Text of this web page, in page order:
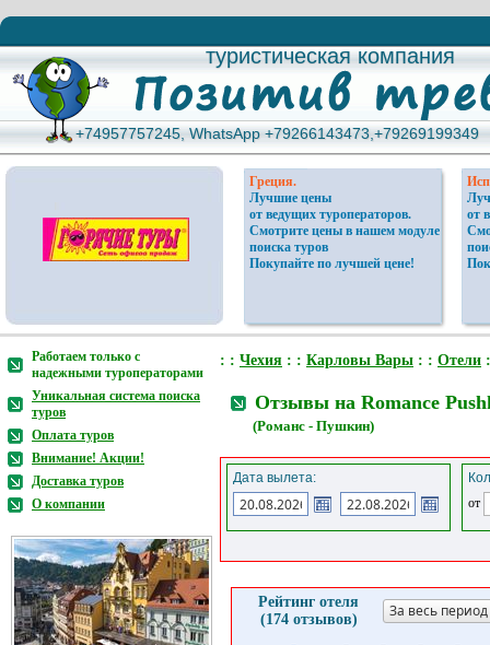
туристическая компания
туристическая компания
+74957757245, WhatsApp +79266143473,+79269199349
+74957757245, WhatsApp +79266143473,+79269199349
Греция.
Лучшие цены
от ведущих туроператоров.
Смотрите цены в нашем модуле
поиска туров
Покупайте по лучшей цене!
от
Работаем только с
надежными туроператорами
Уникальная система поиска
туров
Оплата туров
Внимание! Акции!
Доставка туров
О компании
: : Чехия : : Карловы Вары : : Отели
Отзывы на Romance
(Романс - Пушкин)
Дата вылета:
от
Рейтинг отеля
(174 отзывов)
За весь период